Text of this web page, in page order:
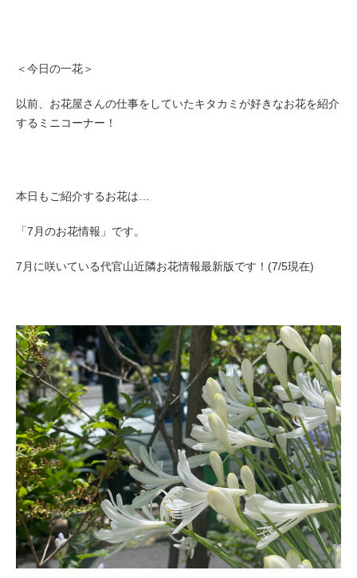
＜今日の一花＞
以前、お花屋さんの仕事をしていたキタカミが好きなお花を紹介
するミニコーナー！
本日もご紹介するお花は…
「7月のお花情報」です。
7月に咲いている代官山近隣お花情報最新版です！(7/5現在)